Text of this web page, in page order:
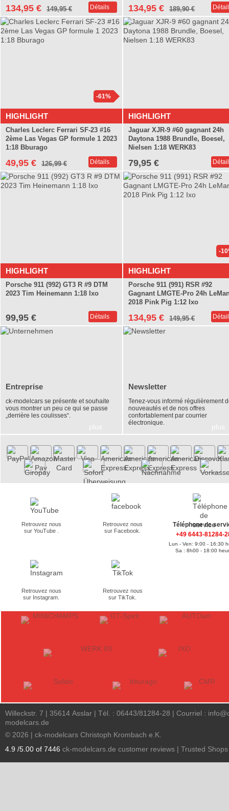
134,95 € 149,95 € Détails 134,95 € 189,90 €
HIGHLIGHT
-61%
Charles Leclerc Ferrari SF-23 #16
2ème Las Vegas GP formule 1 2023
1:18 Bburago
49,95 € 126,99 € Détails
HIGHLIGHT
Jaguar XJR-9 #60 gagnant 24h
Daytona 1988 Brundle, Boesel,
Nielsen 1:18 WERK83
79,95 €
HIGHLIGHT
Porsche 911 (992) GT3 R #9 DTM
2023 Tim Heinemann 1:18 Ixo
99,95 € Détails
HIGHLIGHT
-
Porsche 911 (991) RSR #92
Gagnant LMGTE-Pro 24h
2018 Pink Pig 1:12 Ixo
134,95 € 149,95 €
Entreprise
ck-modelcars se présente et souhaite
vous montrer un peu ce qui se passe
„derrière les coulisses“.
plus
Newsletter
Tenez-vous informé régulièrement
nouveautés et de nos offres
confortablement par courrier
électronique.
plus
Retrouvez nous
sur YouTube .
Retrouvez nous
sur Facebook.
Retrouvez nous
sur Instagram.
Retrouvez nous
sur TikTok.
Téléphone de
+49 6443-81284-
Lun - Ven: 9:00 - 16:30
Sa : 8h00 - 18:00
Willeckstr. 7 | 35614 Asslar | Tél. : 06443/81284-28 | Courriel :
modelcars.de
© 2026 | ck-modelcars Christoph Krombach e.K.
4.9 /5.00 of 7446 ck-modelcars.de customer reviews | Trusted Shops